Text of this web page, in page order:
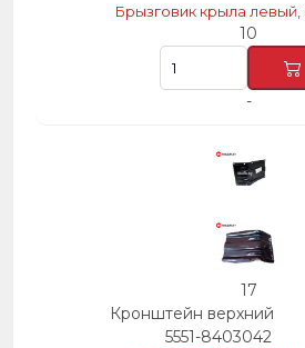
Брызговик крыла
10
-
17
Кронштейн верхний
5551-8403042